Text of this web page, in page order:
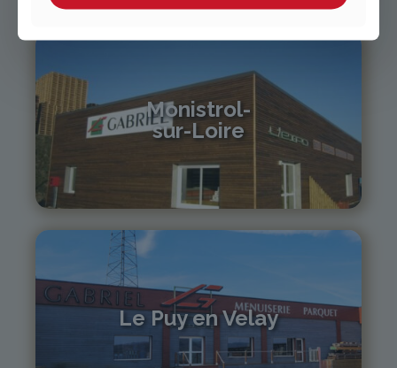
Monistrol-
sur-Loire
monistrol@gabriel-sa.fr
Le Puy en Velay